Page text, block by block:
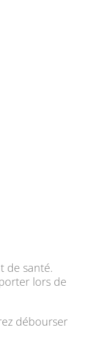
de santé.
lors de
débourser